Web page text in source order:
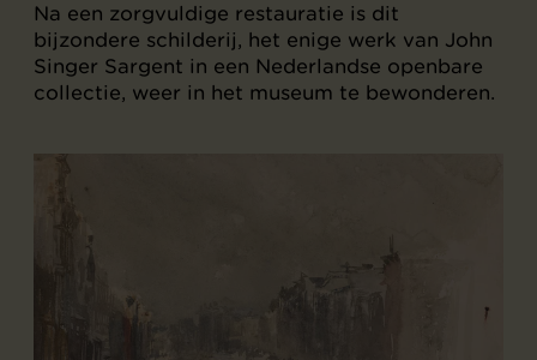
Na een zorgvuldige restauratie is dit
bijzondere schilderij, het enige werk van John
Singer Sargent in een Nederlandse openbare
collectie, weer in het museum te bewonderen.